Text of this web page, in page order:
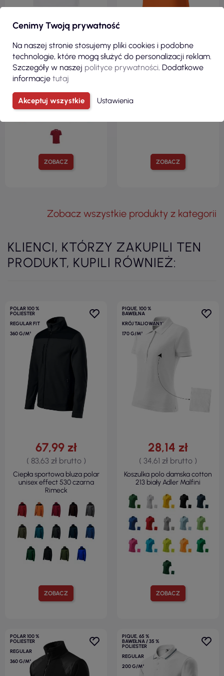
ZOBACZ
( 48,33 zł brutto )
Polo męska line
biały/granatowy Promostars
ZOBACZ
( 25,24 zł brutto )
Koszulka polo męska Joy P2X
pomarańczowy Malfini
Zobacz wszystkie produkty z kategorii
KLIENCI, KTÓRZY ZAKUPILI TEN
PRODUKT, KUPILI RÓWNIEŻ:
POLAR 100 %
POLIESTER
REGULAR FIT
360 G/M²
ZOBACZ
67,99 zł
( 83,63 zł brutto )
Ciepła sportowa bluza polar
unisex effect 530 czarna
Rimeck
PIQUE, 100 %
BAWEŁNA
KRÓJ TALIOWANY
170 G/M²
ZOBACZ
28,14 zł
( 34,61 zł brutto )
Koszulka polo damska cotton
213 biały Adler Malfini
POLAR 100 %
POLIESTER
REGULAR
360 G/M²
PIQUE, 65 %
BAWEŁNA / 35 %
POLIESTER
REGULAR
200 G/M²
Cenimy Twoją prywatność
Na naszej stronie stosujemy pliki cookies i podobne
technologie, które mogą służyć do personalizacji reklam.
Szczegóły w naszej polityce prywatności . Dodatkowe
informacje tutaj
Akceptuj wszystkie Ustawienia